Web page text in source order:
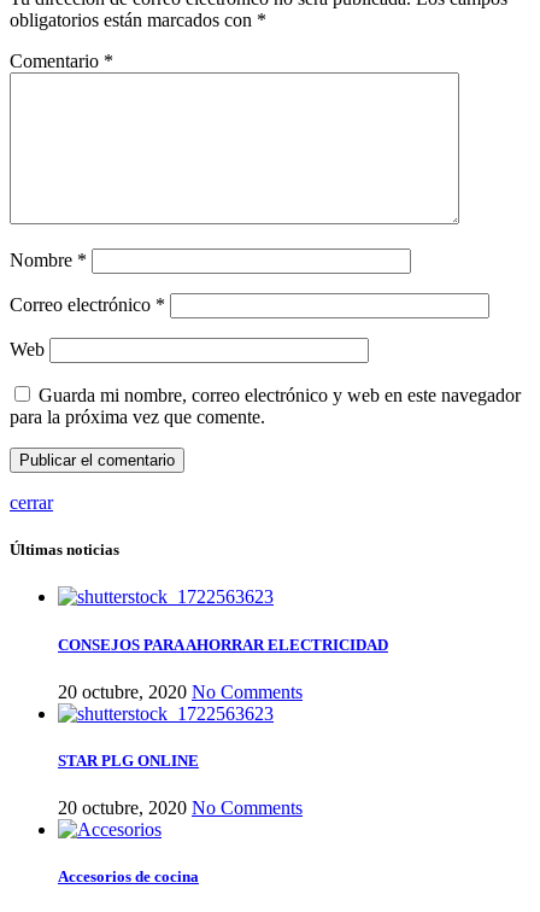
obligatorios están marcados con *
Comentario *
Nombre *
Correo electrónico *
Web
Guarda mi nombre, correo electrónico y web en este navegador
para la próxima vez que comente.
cerrar
Últimas noticias
CONSEJOS PARA AHORRAR ELECTRICIDAD
20 octubre, 2020 No Comments
STAR PLG ONLINE
20 octubre, 2020 No Comments
Accesorios de cocina